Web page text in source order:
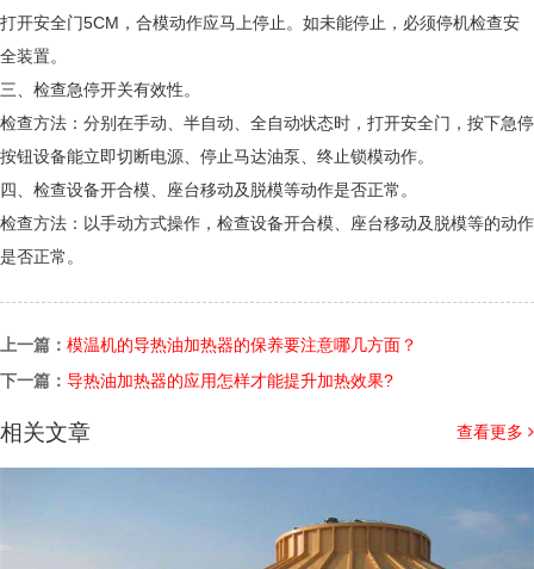
打开安全门5CM，合模动作应马上停止。如未能停止，必须停机检查安
全装置。
三、检查急停开关有效性。
检查方法：分别在手动、半自动、全自动状态时，打开安全门，按下急停
按钮设备能立即切断电源、停止马达油泵、终止锁模动作。
四、检查设备开合模、座台移动及脱模等动作是否正常。
检查方法：以手动方式操作，检查设备开合模、座台移动及脱模等的动作
是否正常。
上一篇： 模温机的导热油加热器的保养要注意哪几方面？
下一篇： 导热油加热器的应用怎样才能提升加热效果?
相关文章 查看更多